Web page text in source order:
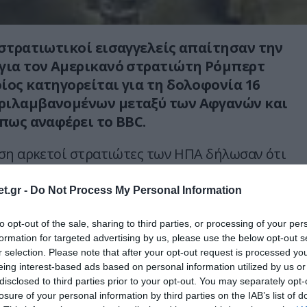
- Do Not Process My Personal Information
opt-out of the sale, sharing to third parties, or processing of your
for targeted advertising by us, please use the below opt-out
selection. Please note that after your opt-out request is processed
interest-based ads based on personal information utilized by us
to third parties prior to your opt-out. You may separately
of your personal information by third parties on the IAB’s list of
εισαγγελείς απαίτησαν την
τον Αμερικανό στρατιώτη Ρόμπερτ
κατηγορείται για τη δολοφονία 16
μεταξύ των Αφγανών και
αναφέρει το BBC.
αρκετοί στρατιώτες των ΗΠΑ δήλωσαν ότι
συμβάν έδωσαν και Αφγανοί. Την ίδια
αρκετά στοιχεία.
κατά τη διάρκεια των τελευταίων 50 ετών,
στρατιώτης δεν έχει καταδικαστεί σε